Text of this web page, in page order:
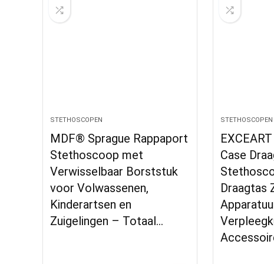
STETHOSCOPEN
MDF® Sprague Rappaport
Stethoscoop met
Verwisselbaar Borststuk
voor Volwassenen,
Kinderartsen en
Zuigelingen – Totaal…
STETHOSCOPEN
Case
Draagtas